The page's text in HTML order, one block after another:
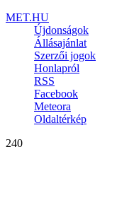
MET.HU
Újdonságok
Állásajánlat
Szerzői jogok
Honlapról
RSS
Facebook
Meteora
Oldaltérkép
240